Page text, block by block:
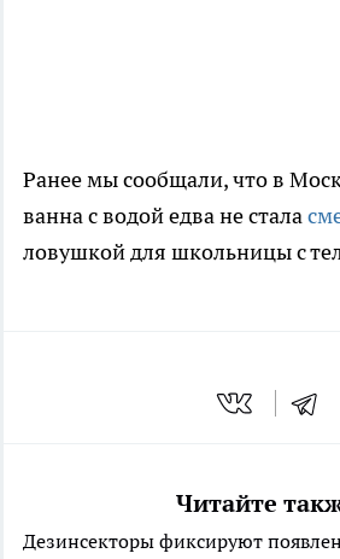
Ранее мы сообщали, что в
ванна с водой едва не стала
ловушкой для школьницы с
Читайте
Дезинсекторы фиксируют